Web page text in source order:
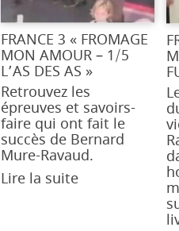
FRANCE 3 « FROMAGE
MON AMOUR – 1/5
L’AS DES AS »
Retrouvez les
épreuves et savoirs-
faire qui ont fait le
succès de Bernard
Mure-Ravaud.
Lire la suite